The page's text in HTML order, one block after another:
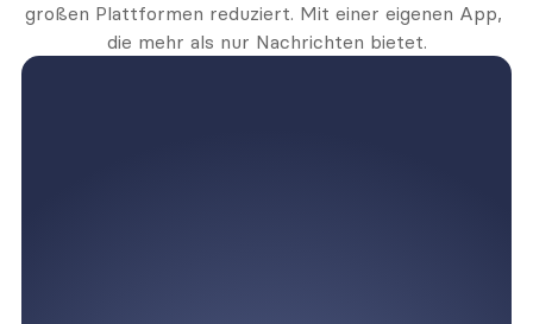
großen Plattformen reduziert. Mit einer eigenen App,
die mehr als nur Nachrichten bietet.